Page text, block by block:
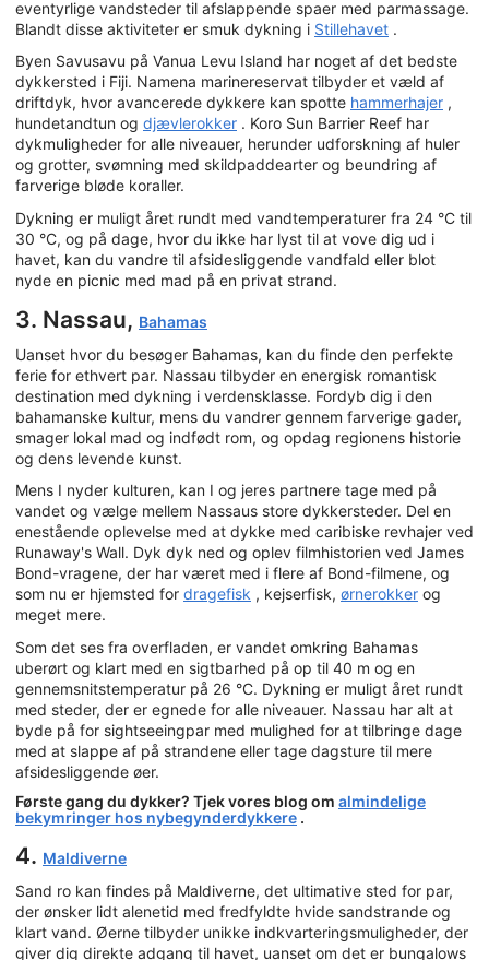
eventyrlige vandsteder til afslappende spaer med parmassage.
Blandt disse aktiviteter er smuk dykning i Stillehavet .
Byen Savusavu på Vanua Levu Island har noget af det bedste
dykkersted i Fiji. Namena marinereservat tilbyder et væld af
driftdyk, hvor avancerede dykkere kan spotte hammerhajer ,
hundetandtun og djævlerokker . Koro Sun Barrier Reef har
dykmuligheder for alle niveauer, herunder udforskning af huler
og grotter, svømning med skildpaddearter og beundring af
farverige bløde koraller.
Dykning er muligt året rundt med vandtemperaturer fra 24 °C til
30 °C, og på dage, hvor du ikke har lyst til at vove dig ud i
havet, kan du vandre til afsidesliggende vandfald eller blot
nyde en picnic med mad på en privat strand.
3. Nassau, Bahamas
Uanset hvor du besøger Bahamas, kan du finde den perfekte
ferie for ethvert par. Nassau tilbyder en energisk romantisk
destination med dykning i verdensklasse. Fordyb dig i den
bahamanske kultur, mens du vandrer gennem farverige gader,
smager lokal mad og indfødt rom, og opdag regionens historie
og dens levende kunst.
Mens I nyder kulturen, kan I og jeres partnere tage med på
vandet og vælge mellem Nassaus store dykkersteder. Del en
enestående oplevelse med at dykke med caribiske revhajer ved
Runaway's Wall. Dyk dyk ned og oplev filmhistorien ved James
Bond-vragene, der har været med i flere af Bond-filmene, og
som nu er hjemsted for dragefisk , kejserfisk, ørnerokker og
meget mere.
Som det ses fra overfladen, er vandet omkring Bahamas
uberørt og klart med en sigtbarhed på op til 40 m og en
gennemsnitstemperatur på 26 °C. Dykning er muligt året rundt
med steder, der er egnede for alle niveauer. Nassau har alt at
byde på for sightseeingpar med mulighed for at tilbringe dage
med at slappe af på strandene eller tage dagsture til mere
afsidesliggende øer.
Første gang du dykker? Tjek vores blog om almindelige
bekymringer hos nybegynderdykkere .
4. Maldiverne
Sand ro kan findes på Maldiverne, det ultimative sted for par,
der ønsker lidt alenetid med fredfyldte hvide sandstrande og
klart vand. Øerne tilbyder unikke indkvarteringsmuligheder, der
giver dig direkte adgang til havet, uanset om det er bungalows